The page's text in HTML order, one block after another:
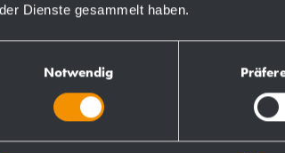
der Dienste gesammelt haben.
Notwendig